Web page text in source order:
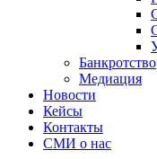
Банкротство
Медиация
Новости
Кейсы
Контакты
СМИ о нас